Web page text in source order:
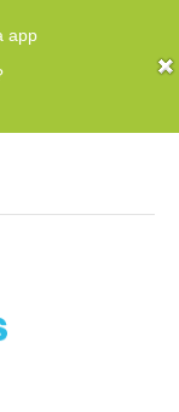
app